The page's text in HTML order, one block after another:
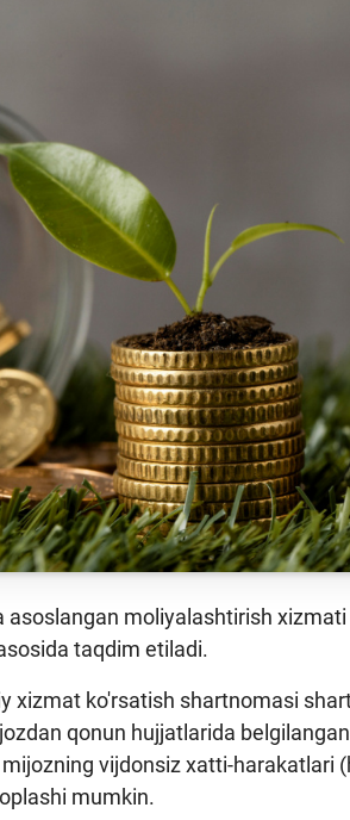
Pul-kredit siyosati va
uning elementlari
Kichik va oʻrta biznes
vakillari uchun onlayn
oʻquv dastur
moliyalashtirish xizmati
taqdim etiladi.
xizmat ko'rsatish shartnomasi
qonun hujjatlarida
vijdonsiz xatti-harakatlari
mumkin.